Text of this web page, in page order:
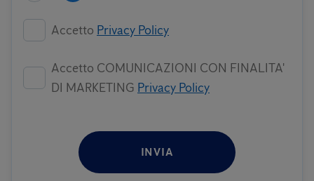
Accetto Privacy Policy
Accetto COMUNICAZIONI CON FINALITA'
DI MARKETING Privacy Policy
INVIA